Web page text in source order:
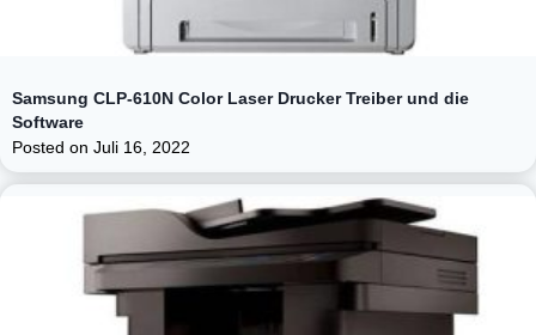
Samsung CLP-610N Color Laser Drucker Treiber und die
Software
Posted on Juli 16, 2022